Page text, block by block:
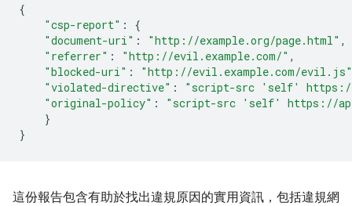
{
"csp-report" :
{
"document-uri" : "http://example.org/page.html" ,
"referrer" : "http://evil.example.com/" ,
"blocked-uri" :
"http://evil.example.com/evil.js"
"violated-directive" :
"script-src 'self' https://
"original-policy" :
"script-src 'self' https://
}
}
這份報告包含有助於找出違規原因的實用資訊，包括違規網